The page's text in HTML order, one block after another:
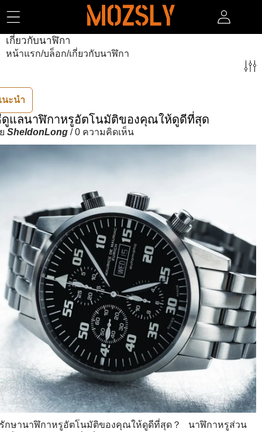
เกี่ยวกับนาฬิกา
หน้าแรก/บล็อก/เกี่ยวกับนาฬิกา
นะนำ
ดูแลนาฬิกาหรูอัตโนมัติของคุณให้ดูดีที่สุด
SheldonLong / 0 ความคิดเห็น
กษานาฬิกาหรูอัตโนมัติของคุณให้ดูดีที่สุด？ นาฬิกาหรูส่วน